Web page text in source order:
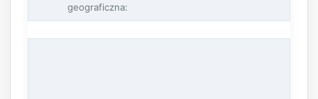
geograficzna: